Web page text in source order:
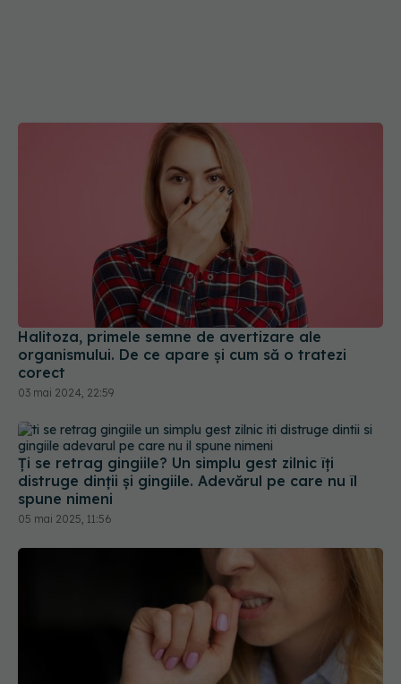
Halitoza, primele semne de avertizare ale
organismului. De ce apare și cum să o tratezi
corect
03 mai 2024, 22:59
Ți se retrag gingiile? Un simplu gest zilnic îți
distruge dinții și gingiile. Adevărul pe care nu îl
spune nimeni
05 mai 2025, 11:56